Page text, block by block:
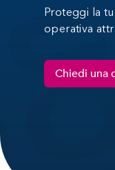
Proteggi la
operativa
Chiedi una